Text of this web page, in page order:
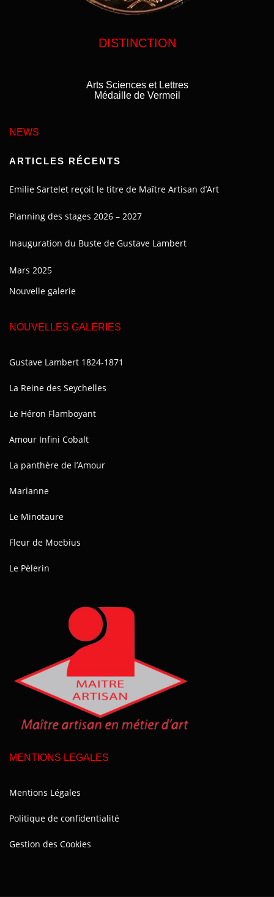
DISTINCTION
Arts Sciences et Lettres
Médaille de Vermeil
NEWS
ARTICLES RÉCENTS
Emilie Sartelet reçoit le titre de Maître Artisan d’Art
Planning des stages 2026 – 2027
Inauguration du Buste de Gustave Lambert
Mars 2025
Nouvelle galerie
NOUVELLES GALERIES
Gustave Lambert 1824-1871
La Reine des Seychelles
Le Héron Flamboyant
Amour Infini Cobalt
La panthère de l’Amour
Marianne
Le Minotaure
Fleur de Moebius
Le Pèlerin
MENTIONS LEGALES
Mentions Légales
Politique de confidentialité
Gestion des Cookies